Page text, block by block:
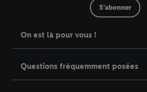
S'abonner
On est là pour vous !
Questions fréquemment posées